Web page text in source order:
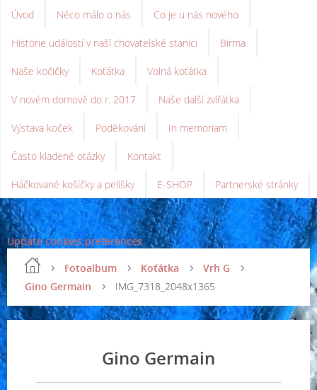
Úvod Něco málo o nás Co je u nás nového
Historie událostí v naší chovatelské stanici Birma
Naše kočičky Koťátka Volná koťátka
V novém domově do r. 2017 Naše další zvířátka
Výstava koček Poděkování In memoriam
Často kladené otázky Kontakt
Háčkované košíčky a pelíšky E-SHOP Partnerské stránky
Update cookies preferences
Fotoalbum
Koťátka
Vrh G
Gino Germain
IMG_7318_2048x1365
Gino Germain